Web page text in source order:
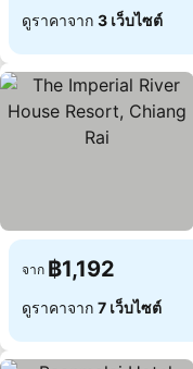
ดูราคาจาก 3 เว็บไซต์
จาก ฿1,192
ดูราคาจาก 7 เว็บไซต์